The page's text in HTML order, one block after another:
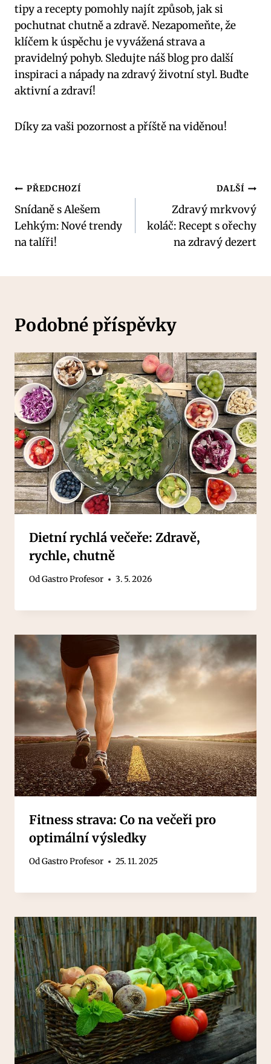
tipy a recepty pomohly najít způsob, jak si
pochutnat chutně a zdravě. Nezapomeňte, že
klíčem k úspěchu je vyvážená strava a
pravidelný pohyb. Sledujte náš blog pro další
inspiraci a nápady na zdravý životní styl. Buďte
aktivní a zdraví!
Díky za vaši pozornost a příště na viděnou!
Navigace
pro
příspěvek
PŘEDCHOZÍ
Snídaně s Alešem
Lehkým: Nové trendy
na talíři!
DALŠÍ
Zdravý mrkvový
koláč: Recept s ořechy
na zdravý dezert
Podobné příspěvky
Dietní rychlá večeře: Zdravě,
rychle, chutně
OdGastro Profesor 3. 5. 2026
Fitness strava: Co na večeři pro
optimální výsledky
OdGastro Profesor 25. 11. 2025